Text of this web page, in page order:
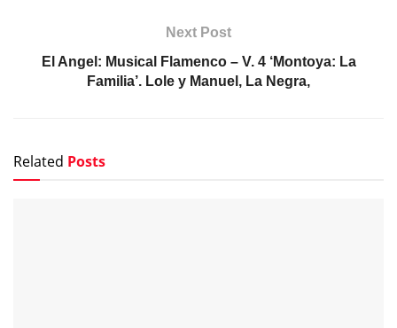
Next Post
El Angel: Musical Flamenco – V. 4 ‘Montoya: La
Familia’. Lole y Manuel, La Negra,
Related Posts